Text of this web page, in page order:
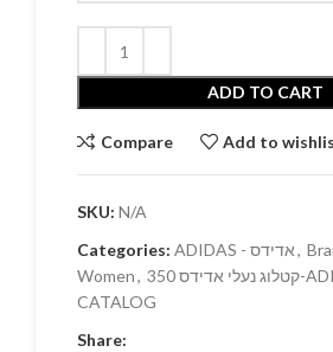
ADD TO CART
Compare Add to
SKU: N/A
Categories:
ADIDAS - אדידס,
Women, קטלוג נעלי אדידס 350-ADIDAS 350
CATALOG
Share: